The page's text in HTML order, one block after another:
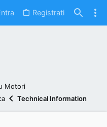
Registrati
Motori
Technical Information